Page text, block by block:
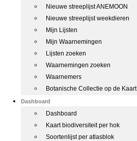
Nieuwe streeplijst ANEMOON
Nieuwe streeplijst weekdieren
Mijn Lijsten
Mijn Waarnemingen
Lijsten zoeken
Waarnemingen zoeken
Waarnemers
Botanische Collectie op de Kaart
Dashboard
Dashboard
Kaart biodiversiteit per hok
Soortenlijst per atlasblok